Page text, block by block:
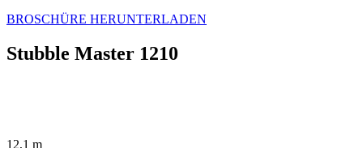
BROSCHÜRE HERUNTERLADEN
Stubble Master 1210
12,1 m